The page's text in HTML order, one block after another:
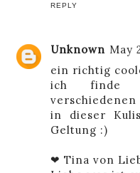
REPLY
Unknown May
ein richtig
ich finde
in dieser
Geltung :)
❤ Tina von